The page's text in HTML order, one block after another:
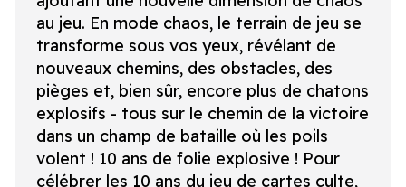
au jeu. En mode chaos, le terrain de jeu se
transforme sous vos yeux, révélant de
nouveaux chemins, des obstacles, des
pièges et, bien sûr, encore plus de chatons
explosifs - tous sur le chemin de la victoire
dans un champ de bataille où les poils
volent ! 10 ans de folie explosive ! Pour
célébrer les 10 ans du jeu de cartes culte,